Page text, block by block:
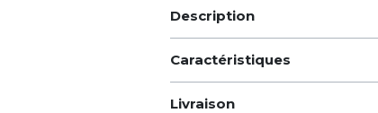
Description
Caractéristiques
Livraison